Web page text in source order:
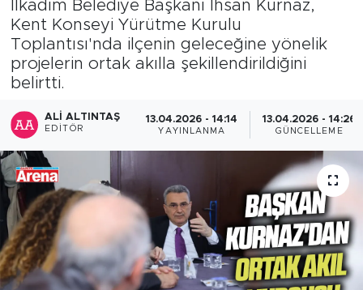
İlkadım Belediye Başkanı İhsan Kurnaz,
Kent Konseyi Yürütme Kurulu
Toplantısı'nda ilçenin geleceğine yönelik
projelerin ortak akılla şekillendirildiğini
belirtti.
ALI ALTINTAŞ
EDITÖR
13.04.2026 - 14:14
YAYINLANMA
13.04.2026 - 14:26
GÜNCELLEME
Son Dakika Haberleri
Haber Arşivi